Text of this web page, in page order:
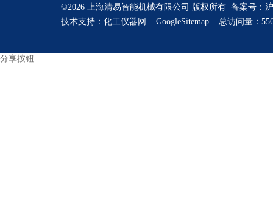
©2026 上海清易智能机械有限公司 版权所有 备案号：
技术支持： 化工仪器网 GoogleSitemap 总访问量：
分享按钮